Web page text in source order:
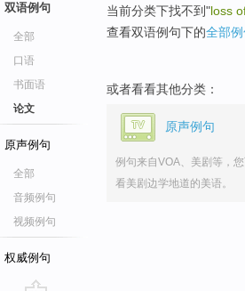
双语例句
全部
口语
书面语
论文
原声例句
全部
音频例句
视频例句
权威例句
当前分类下找不到"loss
查看双语例句下的全部例
或者看看其他分类：
原声例句
例句来自VOA、美剧等，
看美剧边学地道的美语。